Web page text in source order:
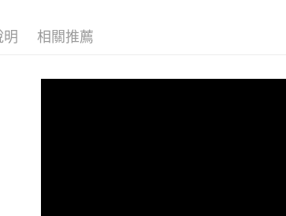
明 相關推薦